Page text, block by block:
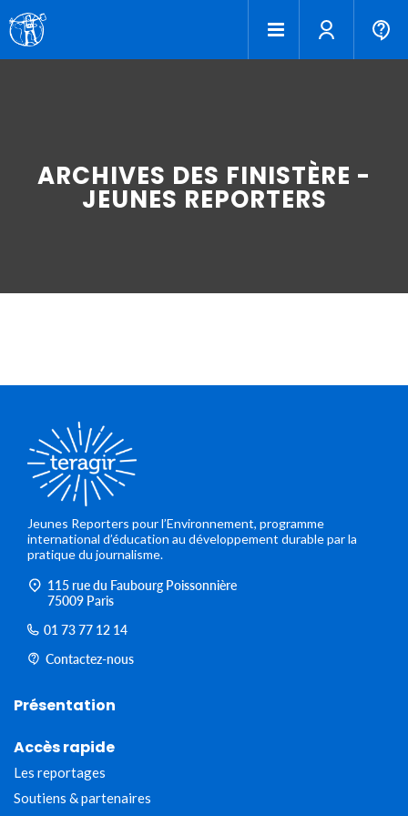
ARCHIVES DES FINISTÈRE -
JEUNES REPORTERS
Jeunes Reporters pour l’Environnement, programme
international d’éducation au développement durable par la
pratique du journalisme.
115 rue du Faubourg Poissonnière
75009 Paris
01 73 77 12 14
Contactez-nous
Présentation
Accès rapide
Les reportages
Soutiens & partenaires